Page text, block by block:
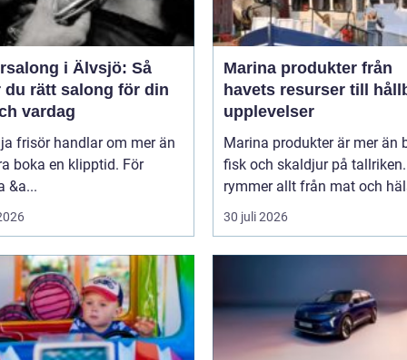
i Älvsjö: Så
du rätt salong för din
vardag
frisör handlar om mer än
boka en klipptid. För
&a...
Marina produkter från
havets resurser till
upplevelser
Marina produkter är mer än
fisk och skaldjur på
rymmer allt från mat och
30 juli 2026